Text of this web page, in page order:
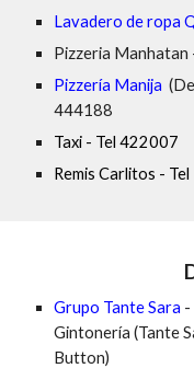
Lavadero de ropa
Pizzeria Manhatan
Pizzería Manija
444188
Taxi - Tel 422007
Remis Carlitos -
Grupo Tante Sara -
Gintonería (Tante
Button)